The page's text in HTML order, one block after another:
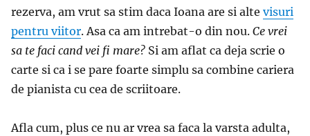
rezerva, am vrut sa stim daca Ioana are si alte visuri
pentru viitor. Asa ca am intrebat-o din nou. Ce vrei
sa te faci cand vei fi mare? Si am aflat ca deja scrie o
carte si ca i se pare foarte simplu sa combine cariera
de pianista cu cea de scriitoare.
Afla cum, plus ce nu ar vrea sa faca la varsta adulta,